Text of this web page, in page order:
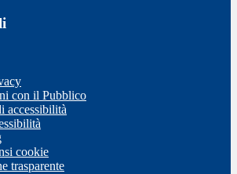
con il Pubblico
accessibilità
cookie
trasparente